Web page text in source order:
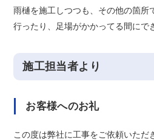
雨樋を施工しつつも、その他の箇所
行ったり、足場がかかってる間にで
施工担当者より
お客様へのお礼
この度は弊社に工事をご依頼いただ